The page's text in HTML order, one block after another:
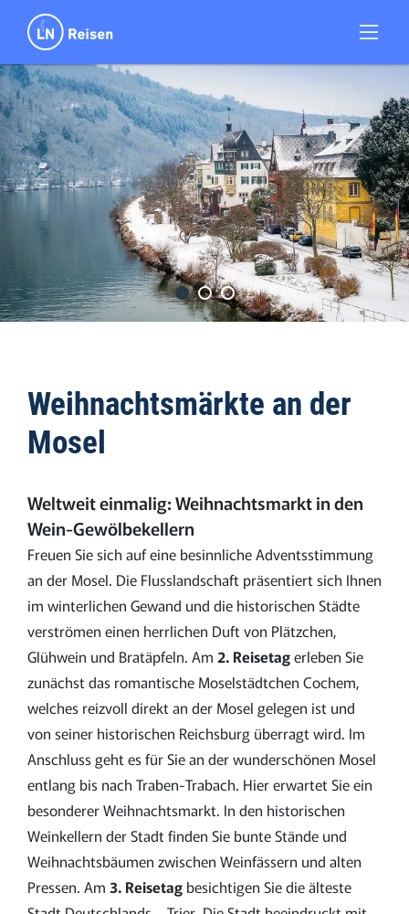
Weihnachtsmärkte an der
Mosel
Weltweit einmalig: Weihnachtsmarkt in den
Wein-Gewölbekellern
Freuen Sie sich auf eine besinnliche Adventsstimmung
an der Mosel. Die Flusslandschaft präsentiert sich Ihnen
im winterlichen Gewand und die historischen Städte
verströmen einen herrlichen Duft von Plätzchen,
Glühwein und Bratäpfeln. Am 2. Reisetagerleben Sie
zunächst das romantische Moselstädtchen Cochem,
welches reizvoll direkt an der Mosel gelegen ist und
von seiner historischen Reichsburg überragt wird. Im
Anschluss geht es für Sie an der wunderschönen Mosel
entlang bis nach Traben-Trabach. Hier erwartet Sie ein
besonderer Weihnachtsmarkt. In den historischen
Weinkellern der Stadt finden Sie bunte Stände und
Weihnachtsbäumen zwischen Weinfässern und alten
Pressen. Am 3. Reisetag besichtigen Sie die älteste